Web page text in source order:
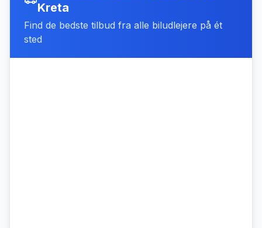
Kreta
Find de bedste tilbud fra alle biludlejere på ét
sted